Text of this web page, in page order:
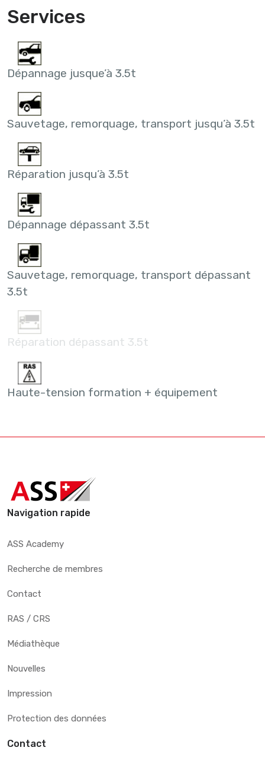
Services
Dépannage jusque’à 3.5t
Sauvetage, remorquage, transport jusqu’à 3.5t
Réparation jusqu’à 3.5t
Dépannage dépassant 3.5t
Sauvetage, remorquage, transport dépassant
3.5t
Réparation dépassant 3.5t
Haute-tension formation + équipement
Navigation rapide
ASS Academy
Recherche de membres
Contact
RAS / CRS
Médiathèque
Nouvelles
Impression
Protection des données
Contact